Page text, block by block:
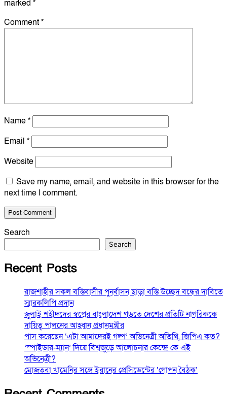
marked *
Comment*
Name*
Email *
Website
Save my name, email, and website in this browser for the
next time I comment.
Search
Search
Recent Posts
রাজশাহীর সকল বস্তিবাসীর পুনর্বাসন ছাড়া বস্তি উচ্ছেদ বন্ধের দাবিতে
স্মারকলিপি প্রদান
জুলাই শহীদদের স্বপ্নের বাংলাদেশ গড়তে দেশের প্রতিটি নাগরিককে
দায়িত্ব পালনের আহ্বান প্রধানমন্ত্রীর
পাস করেছেন ‘এটা আমাদেরই গল্প’ অভিনেত্রী অতিথি, জিপিএ কত?
‘স্পাইডার-ম্যান’ দিয়ে বিশ্বজুড়ে আলোচনার কেন্দ্রে কে এই
অভিনেত্রী?
মোজতবা খামেনির সঙ্গে ইরানের প্রেসিডেন্টের ‘গোপন বৈঠক’